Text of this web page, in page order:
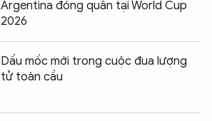
Argentina đóng quân tại World Cup
2026
Dấu mốc mới trong cuộc đua lượng
tử toàn cầu